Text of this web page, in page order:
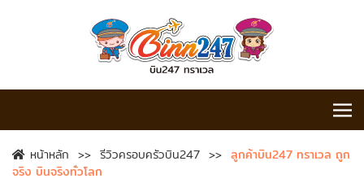
หน้าหลัก รีวิวครอบครัวบิน247
ลูกค้าบิน247 ทราเวล ถูก
จริง บินจริงทั่วโลก